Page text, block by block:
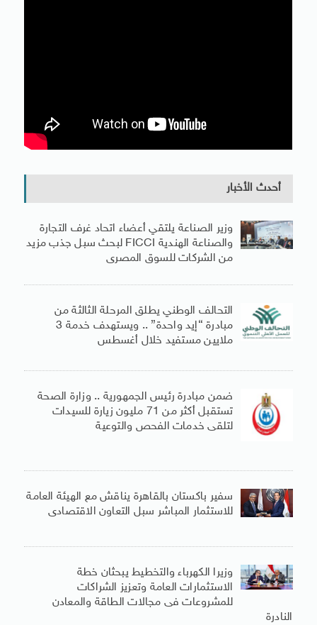
أحدث الأخبار
وزير الصناعة يلتقي أعضاء اتحاد غرف التجارة
والصناعة الهندية FICCI لبحث سبل جذب مزيد
من الشركات للسوق المصرى
التحالف الوطني يطلق المرحلة الثالثة من
مبادرة “إيد واحدة” .. ويستهدف خدمة 3
ملايين مستفيد خلال أغسطس
ضمن مبادرة رئيس الجمهورية .. وزارة الصحة
تستقبل أكثر من 71 مليون زيارة للسيدات
لتلقى خدمات الفحص والتوعية
سفير باكستان بالقاهرة يناقش مع الهيئة العامة
للاستثمار المباشر سبل التعاون الاقتصادى
وزيرا الكهرباء والتخطيط يبحثان خطة
الاستثمارات العامة وتعزيز الشراكات
للمشروعات فى مجالات الطاقة والمعادن
النادرة